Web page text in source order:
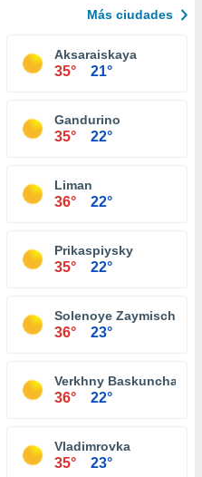
Más ciudades
Aksaraiskaya
35° 21°
Gandurino
35° 22°
Liman
36° 22°
Prikaspiysky
35° 22°
Solenoye Zaymische
36° 23°
Verkhny Baskunchak
36° 22°
Vladimrovka
35° 23°